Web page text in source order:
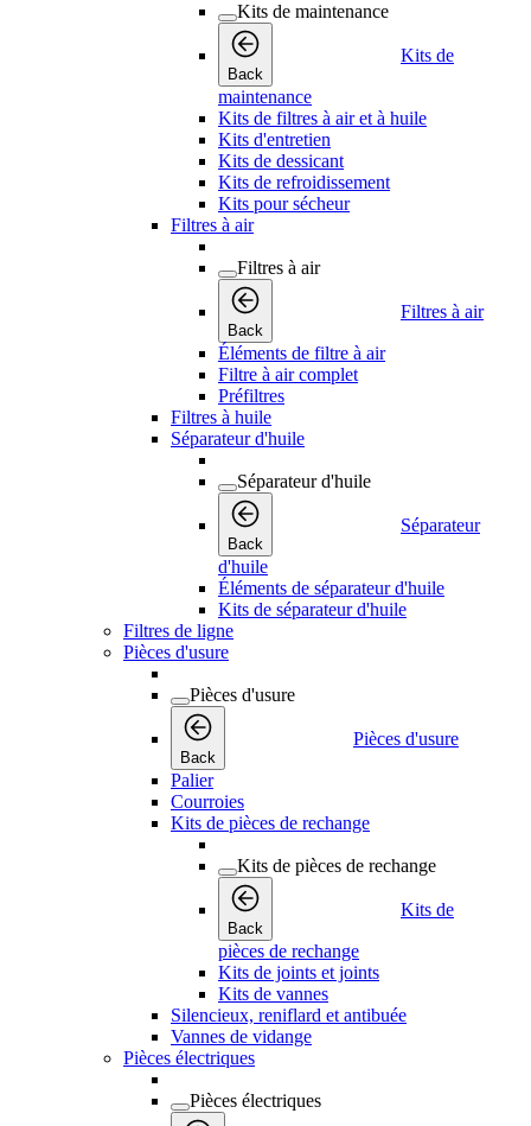
Kits de maintenance
Back
Kits de
maintenance
Kits de filtres à air et à huile
Kits d'entretien
Kits de dessicant
Kits de refroidissement
Kits pour sécheur
Filtres à air
Filtres à air
Back
Filtres à air
Éléments de filtre à air
Filtre à air complet
Préfiltres
Filtres à huile
Séparateur d'huile
Séparateur d'huile
Back
Séparateur
d'huile
Éléments de séparateur d'huile
Kits de séparateur d'huile
Filtres de ligne
Pièces d'usure
Pièces d'usure
Back
Pièces d'usure
Palier
Courroies
Kits de pièces de rechange
Kits de pièces de rechange
Back
Kits de
pièces de rechange
Kits de joints et joints
Kits de vannes
Silencieux, reniflard et antibuée
Vannes de vidange
Pièces électriques
Pièces électriques